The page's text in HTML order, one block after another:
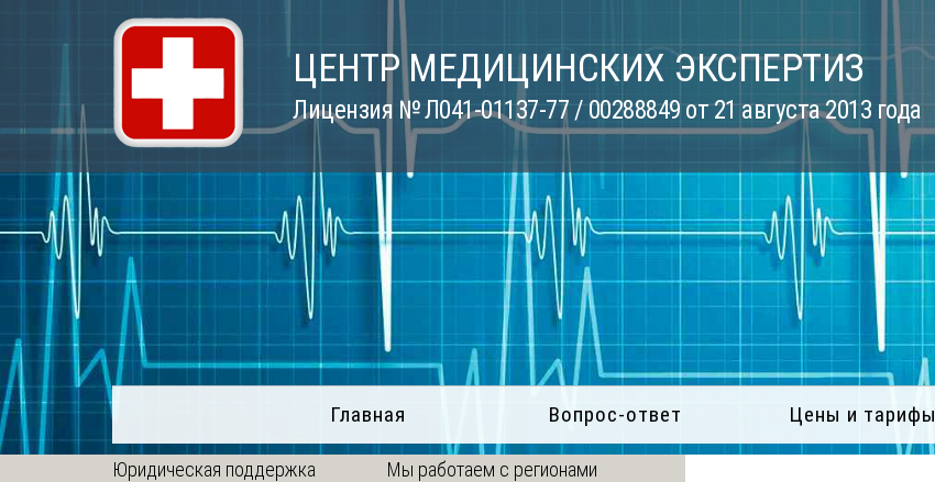
ЦЕНТР МЕДИЦИНСКИХ ЭКСПЕРТИЗ
Лицензия № Л041-01137-77 / 00288849 от 21 августа 2013 года
Главная Вопрос-ответ Цены и тарифы
Юридическая поддержка
Мы работаем с регионами